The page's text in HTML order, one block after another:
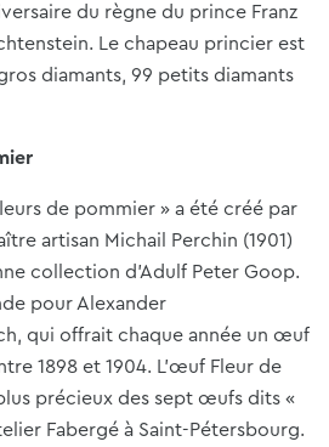
du règne du prince Franz
Le chapeau princier est
diamants, 99 petits diamants
de pommier » a été créé par
artisan Michail Perchin (1901)
collection d'Adulf Peter Goop.
pour Alexander
qui offrait chaque année un œuf
1898 et 1904. L'œuf Fleur de
précieux des sept œufs dits «
Fabergé à Saint-Pétersbourg.